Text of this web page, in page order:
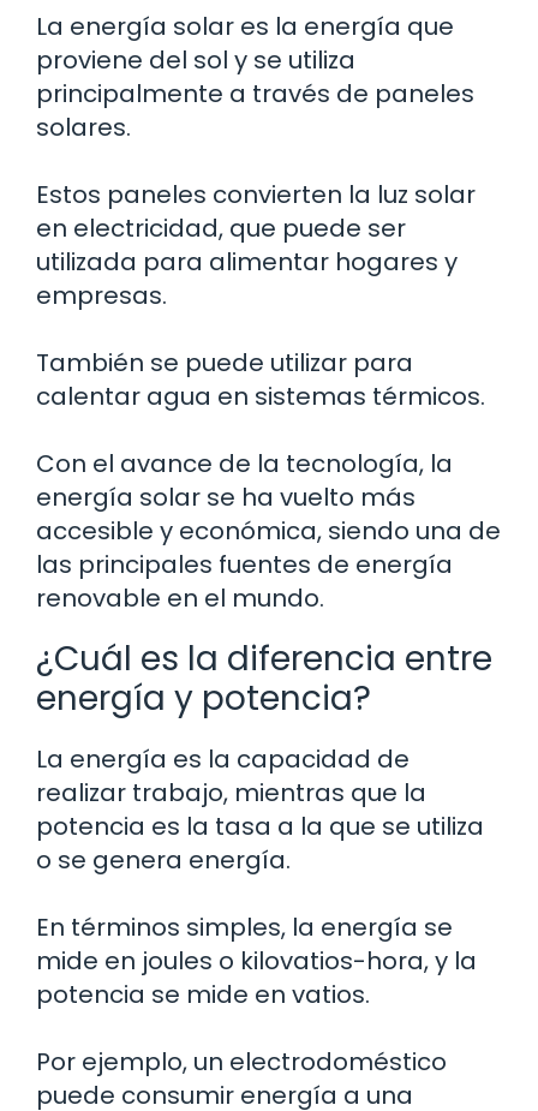
La energía solar es la energía que
proviene del sol y se utiliza
principalmente a través de paneles
solares.
Estos paneles convierten la luz solar
en electricidad, que puede ser
utilizada para alimentar hogares y
empresas.
También se puede utilizar para
calentar agua en sistemas térmicos.
Con el avance de la tecnología, la
energía solar se ha vuelto más
accesible y económica, siendo una de
las principales fuentes de energía
renovable en el mundo.
¿Cuál es la diferencia entre
energía y potencia?
La energía es la capacidad de
realizar trabajo, mientras que la
potencia es la tasa a la que se utiliza
o se genera energía.
En términos simples, la energía se
mide en joules o kilovatios-hora, y la
potencia se mide en vatios.
Por ejemplo, un electrodoméstico
puede consumir energía a una